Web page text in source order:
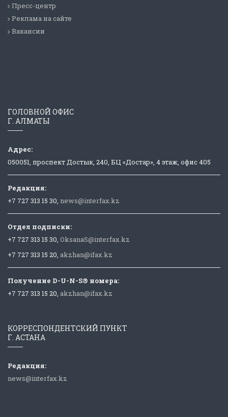
Пресс-центр
Реклама на сайте
Вакансии
ГОЛОВНОЙ ОФИС
Г. АЛМАТЫ
Адрес:
050051, проспект Достык, 240, БЦ «Достар», 4 этаж, офис 405
Редакция:
+7 727 313 15 30, news@interfax.kz
Отдел подписки:
+7 727 313 15 30, OksanaS@interfax.kz
+7 727 313 15 20, akzhan@ifax.kz
Получение D-U-N-S® номера:
+7 727 313 15 20, akzhan@ifax.kz
КОРРЕСПОНДЕНТСКИЙ ПУНКТ
Г. АСТАНА
Редакция:
news@interfax.kz